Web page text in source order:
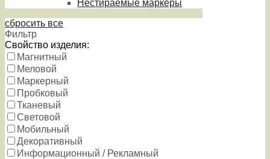
Нестираемые маркеры
сбросить все
Фильтр
Свойство изделия:
Магнитный
Меловой
Маркерный
Пробковый
Тканевый
Световой
Мобильный
Декоративный
Информационный / Рекламный